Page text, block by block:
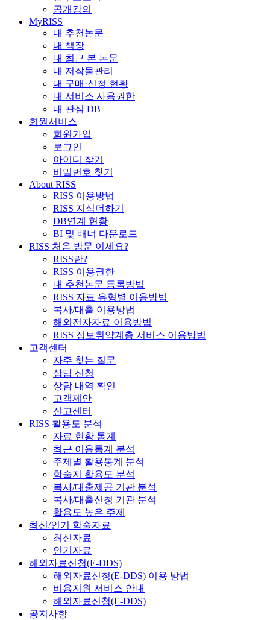
공개강의
MyRISS
내 추천논문
내 책장
내 최근 본 논문
내 저작물관리
내 구매·신청 현황
내 서비스 사용권한
내 관심 DB
회원서비스
회원가입
로그인
아이디 찾기
비밀번호 찾기
About RISS
RISS 이용방법
RISS 지식더하기
DB연계 현황
BI 및 배너 다운로드
RISS 처음 방문 이세요?
RISS란?
RISS 이용권한
내 추천논문 등록방법
RISS 자료 유형별 이용방법
복사/대출 이용방법
해외전자자료 이용방법
RISS 정보취약계층 서비스 이용방법
고객센터
자주 찾는 질문
상담 신청
상담 내역 확인
고객제안
신고센터
RISS 활용도 분석
자료 현황 통계
최근 이용통계 분석
주제별 활용통계 분석
학술지 활용도 분석
복사/대출제공 기관 분석
복사/대출신청 기관 분석
활용도 높은 주제
최신/인기 학술자료
최신자료
인기자료
해외자료신청(E-DDS)
해외자료신청(E-DDS) 이용 방법
비용지원 서비스 안내
해외자료신청(E-DDS)
공지사항